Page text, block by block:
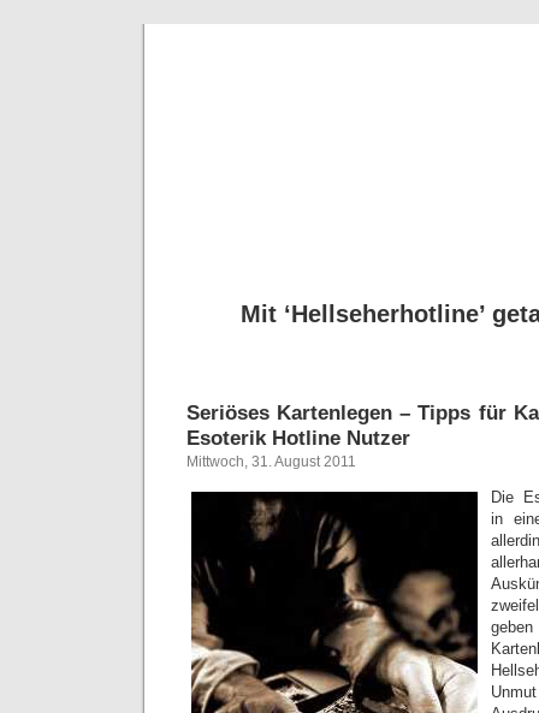
Mit ‘Hellseherhotline’
Seriöses Kartenlegen – Tipps für
Esoterik Hotline Nutzer
Mittwoch, 31. August 2011
Die
in
geben